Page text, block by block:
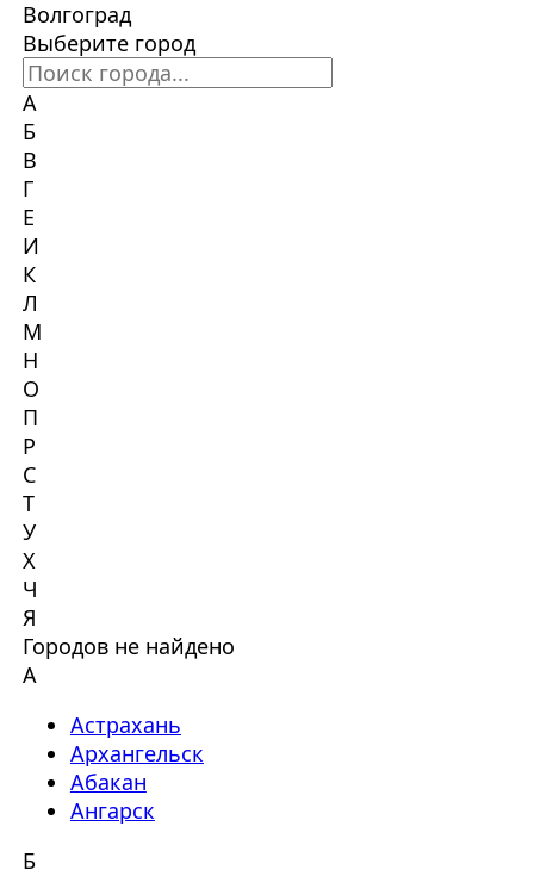
Волгоград
Выберите город
А
Б
В
Г
Е
И
К
Л
М
Н
О
П
Р
С
Т
У
Х
Ч
Я
Городов не найдено
А
Астрахань
Архангельск
Абакан
Ангарск
Б